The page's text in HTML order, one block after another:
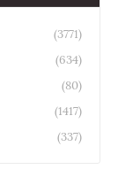
(3771)
(634)
(80)
(1417)
(337)